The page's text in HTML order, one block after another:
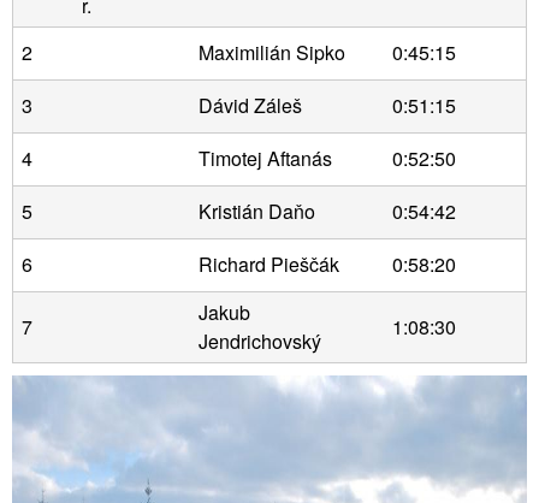
r.
2 Maximilián Sipko
0:45:15
3
Dávid Záleš
0:51:15
4
Timotej Aftanás
0:52:50
5
Kristián Daňo
0:54:42
6
Richard Pieščák 0:58:20
7
Jakub
Jendrichovský
1:08:30